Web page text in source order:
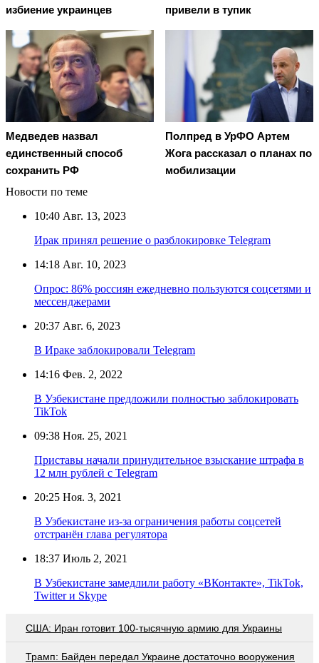
избиение украинцев
привели в тупик
Медведев назвал
единственный способ
сохранить РФ
Полпред в УрФО Артем
Жога рассказал о планах по
мобилизации
Новости по теме
10:40 Авг. 13, 2023
Ирак принял решение о разблокировке Telegram
14:18 Авг. 10, 2023
Опрос: 86% россиян ежедневно пользуются соцсетями и
мессенджерами
20:37 Авг. 6, 2023
В Ираке заблокировали Telegram
14:16 Фев. 2, 2022
В Узбекистане предложили полностью заблокировать
TikTok
09:38 Ноя. 25, 2021
Приставы начали принудительное взыскание штрафа в
12 млн рублей с Telegram
20:25 Ноя. 3, 2021
В Узбекистане из-за ограничения работы соцсетей
отстранён глава регулятора
18:37 Июль 2, 2021
В Узбекистане замедлили работу «ВКонтакте», TikTok,
Twitter и Skype
США: Иран готовит 100-тысячную армию для Украины
Трамп: Байден передал Украине достаточно вооружения